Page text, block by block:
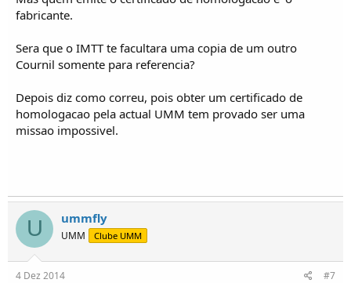
fabricante.
Sera que o IMTT te facultara uma copia de um outro
Cournil somente para referencia?
Depois diz como correu, pois obter um certificado de
homologacao pela actual UMM tem provado ser uma
missao impossivel.
U ummfly
UMM Clube UMM
4 Dez 2014 #7